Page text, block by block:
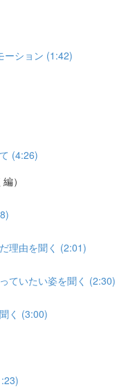
ーション (1:42)
(4:26)
）
理由を聞く (2:01)
ていたい姿を聞く (2:30)
く (3:00)